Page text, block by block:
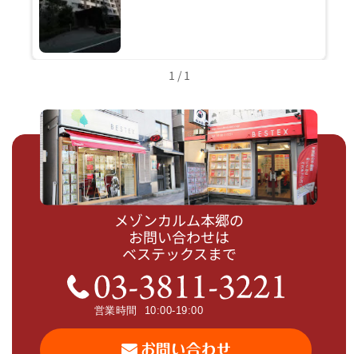
1 / 1
メゾンカルム本郷の
お問い合わせは
ベステックスまで